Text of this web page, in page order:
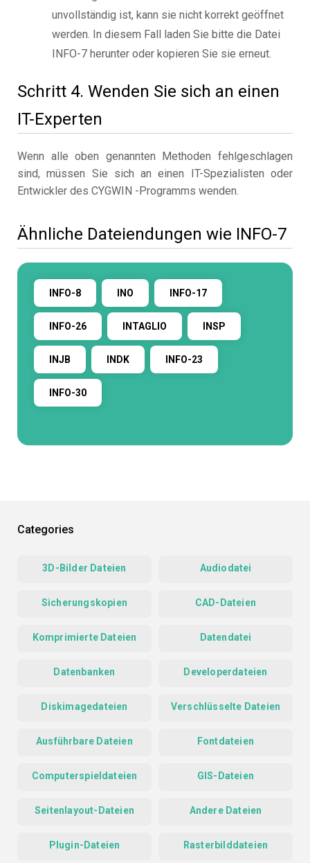
unvollständig ist, kann sie nicht korrekt geöffnet
werden. In diesem Fall laden Sie bitte die Datei
INFO-7 herunter oder kopieren Sie sie erneut.
Schritt 4. Wenden Sie sich an einen
IT-Experten
Wenn alle oben genannten Methoden fehlgeschlagen
sind, müssen Sie sich an einen IT-Spezialisten oder
Entwickler des CYGWIN -Programms wenden.
Ähnliche Dateiendungen wie INFO-7
INFO-8 INO INFO-17
INFO-26 INTAGLIO INSP
INJB INDK INFO-23
INFO-30
Categories
3D-Bilder Dateien Audiodatei
Sicherungskopien CAD-Dateien
Komprimierte Dateien Datendatei
Datenbanken Developerdateien
Diskimagedateien Verschlüsselte Dateien
Ausführbare Dateien Fontdateien
Computerspieldateien GIS-Dateien
Seitenlayout-Dateien Andere Dateien
Plugin-Dateien Rasterbilddateien